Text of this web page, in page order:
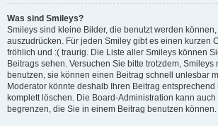
Was sind Smileys?
Smileys sind kleine Bilder, die benutzt werden können,
auszudrücken. Für jeden Smiley gibt es einen kurzen
fröhlich und :( traurig. Die Liste aller Smileys können
Beitrags sehen. Versuchen Sie bitte trotzdem, Smileys
benutzen, sie können einen Beitrag schnell unlesbar
Moderator könnte deshalb Ihren Beitrag
komplett löschen. Die Board-Administration kann
begrenzen, die Sie in einem Beitrag benutzen können.